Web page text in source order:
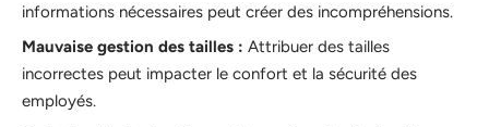
informations nécessaires peut créer des incompréhensions.
Mauvaise gestion des tailles : Attribuer des tailles
incorrectes peut impacter le confort et la sécurité des
employés.